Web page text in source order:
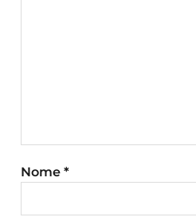
Nome *